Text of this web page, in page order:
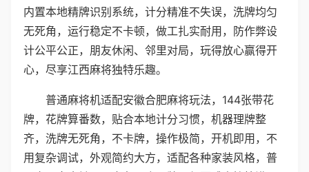
内置本地精牌识别系统，计分精准不失误，洗牌均匀
无死角，运行稳定不卡顿，做工扎实耐用，防作弊设
计公平公正，朋友休闲、邻里对局，玩得放心赢得开
心，尽享江西麻将独特乐趣。
普通麻将机适配安徽合肥麻将玩法，144张带花
牌，花牌算番数，贴合本地计分习惯，机器理牌整
齐，洗牌无死角，不卡牌，操作极简，开机即用，不
用复杂调试，外观简约大方，适配各种家装风格，普